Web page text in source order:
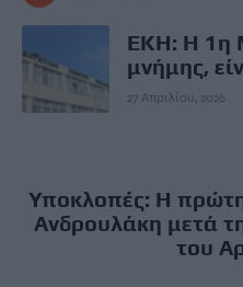
ΕΚΗ: Η 1η
μνήμης,
27 Απριλίου, 2026
Υποκλοπές: Η
Ανδρουλάκη μετά
του